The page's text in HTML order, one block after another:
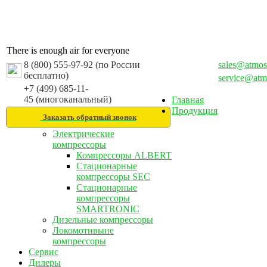
There is enough air for everyone
8 (800) 555-97-92 (по России
бесплатно)
+7 (499) 685-11-
45 (многоканальный)
Заказать обратный звонок
Главная
Продукция
Электрические
компрессоры
Компрессоры ALBERT
Стационарные
компрессоры SEC
Стационарные
компрессоры
SMARTRONIC
Дизельные компрессоры
Локомотивыне
компрессоры
Сервис
Дилеры